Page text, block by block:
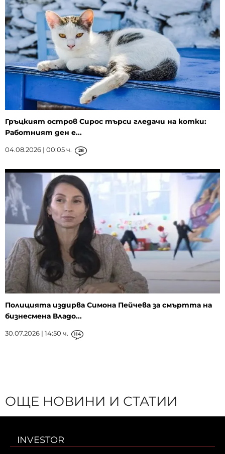
Гръцкият остров Сирос търси гледачи на котки:
Работният ден е...
04.08.2026 | 00:05 ч. 28
Полицията издирва Симона Пейчева за смъртта на
бизнесмена Владо...
30.07.2026 | 14:50 ч. 114
ОЩЕ НОВИНИ И СТАТИИ
INVESTOR